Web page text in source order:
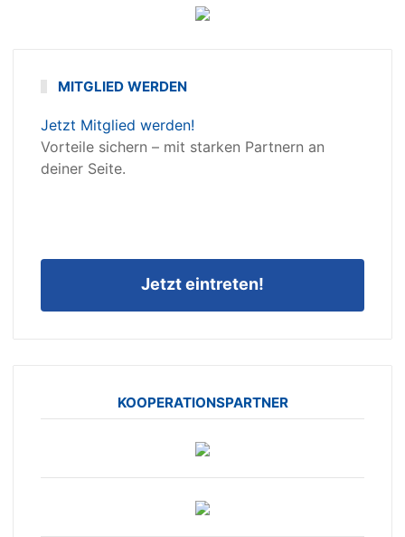
MITGLIED WERDEN
Jetzt Mitglied werden!
Vorteile sichern – mit starken Partnern an
deiner Seite.
Jetzt eintreten!
KOOPERATIONSPARTNER